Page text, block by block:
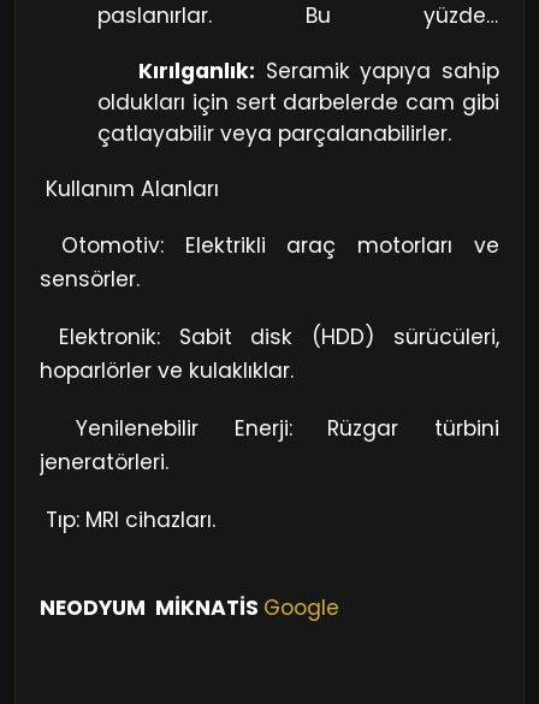
paslanırlar. Bu yüzden
NikelveyaEpoksiile kaplanırlar.
Kırılganlık: Seramik yapıya sahip
oldukları için sert darbelerde cam gibi
çatlayabilir veya parçalanabilirler.
Kullanım Alanları
Otomotiv: Elektrikli araç motorları ve
sensörler.
Elektronik: Sabit disk (HDD) sürücüleri,
hoparlörler ve kulaklıklar.
Yenilenebilir Enerji: Rüzgar türbini
jeneratörleri.
Tıp: MRI cihazları.
NEODYUM MİKNATİS Google